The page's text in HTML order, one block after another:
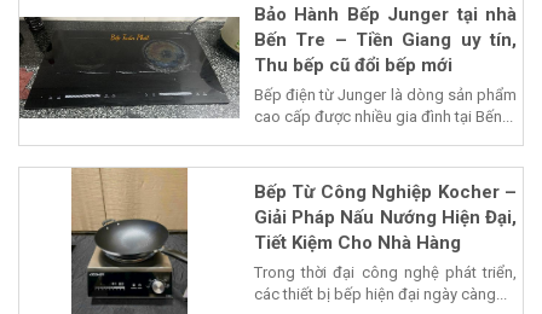
Bảo Hành Bếp Junger tại nhà
Bến Tre – Tiền Giang uy tín,
Thu bếp cũ đổi bếp mới
Bếp điện từ Junger là dòng sản phẩm
cao cấp được nhiều gia đình tại Bến...
Bếp Từ Công Nghiệp Kocher –
Giải Pháp Nấu Nướng Hiện Đại,
Tiết Kiệm Cho Nhà Hàng
Trong thời đại công nghệ phát triển,
các thiết bị bếp hiện đại ngày càng...